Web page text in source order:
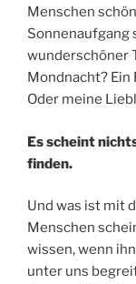
Menschen
Sonnenaufgang
wunderschöner
Mondnacht? Ein
Oder meine
Es scheint
finden.
Und was ist mit
Menschen
wissen, wenn
unter uns